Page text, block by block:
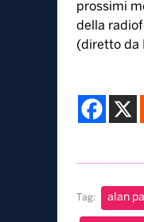
prossimi
della
(diretto da
Tag: alan